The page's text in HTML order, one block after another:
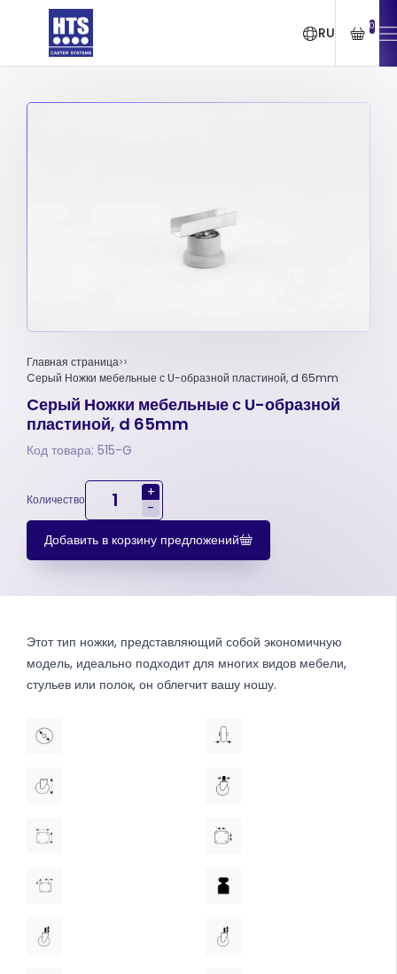
RU 0
Главная страница
Cерый Ножки мебельные с U-образной пластиной, d 65mm
Cерый Ножки мебельные с U-образной
пластиной, d 65mm
Код товара: 515-G
Количество
+
-
Добавить в корзину предложений
Этот тип ножки, представляющий собой экономичную
модель, идеально подходит для многих видов мебели,
стульев или полок, он облегчит вашу ношу.